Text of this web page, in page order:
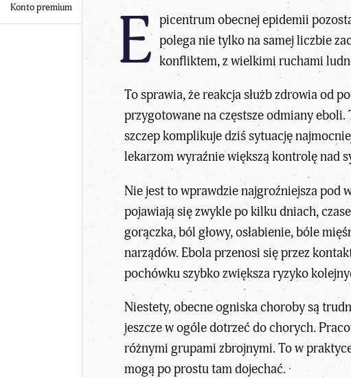
Konto premium E picentrum obecnej epidemii
polega nie tylko na samej liczbie
konfliktem, z wielkimi ruchami
To sprawia, żereakcja służb zdrowia od
przygotowane na częstsze odmiany
szczep komplikuje dziś sytuację
lekarzom wyraźnie większą kontrolę nad
Nie jest to wprawdzie najgroźniejsza pod
pojawiają się zwykle po kilku dniach,
gorączka, ból głowy, osłabienie, bóle
narządów. Ebola przenosi się przez
pochówku szybko zwiększa ryzyko
Niestety,obecne ogniska choroby są
jeszcze w ogóle dotrzeć do chorych.
różnymi grupami zbrojnymi. To w
mogą po prostu tam dojechać.